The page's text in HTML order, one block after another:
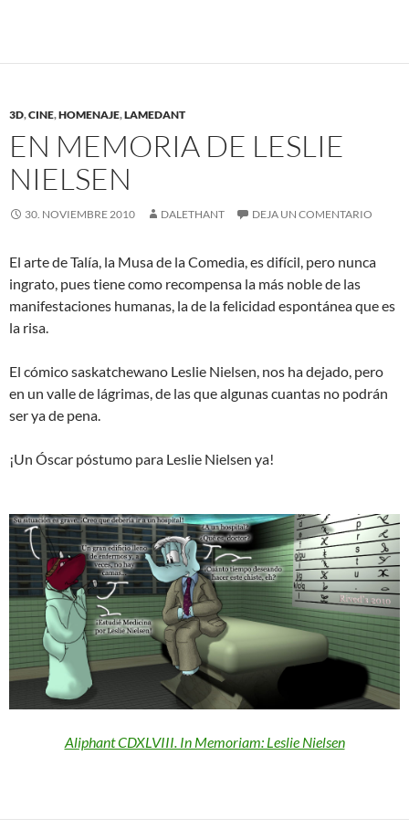
3D,CINE,HOMENAJE,LAMEDANT
EN MEMORIA DE LESLIE
NIELSEN
30. NOVIEMBRE 2010 DALETHANT DEJA UN COMENTARIO
El arte de Talía, la Musa de la Comedia, es difícil, pero nunca
ingrato, pues tiene como recompensa la más noble de las
manifestaciones humanas, la de la felicidad espontánea que es
la risa.
El cómico saskatchewano Leslie Nielsen, nos ha dejado, pero
en un valle de lágrimas, de las que algunas cuantas no podrán
ser ya de pena.
¡Un Óscar póstumo para Leslie Nielsen ya!
Aliphant CDXLVIII. In Memoriam: Leslie Nielsen